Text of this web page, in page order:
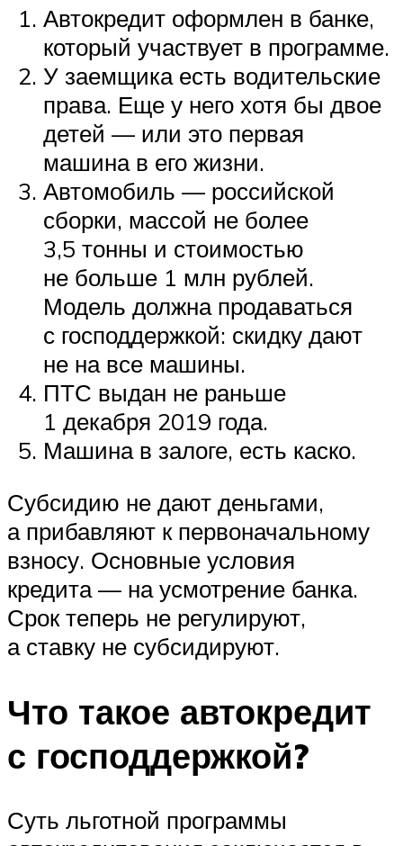
Автокредит оформлен в банке,
который участвует в программе.
У заемщика есть водительские
права. Еще у него хотя бы двое
детей — или это первая
машина в его жизни.
Автомобиль — российской
сборки, массой не более
3,5 тонны и стоимостью
не больше 1 млн рублей.
Модель должна продаваться
с господдержкой: скидку дают
не на все машины.
ПТС выдан не раньше
1 декабря 2019 года.
Машина в залоге, есть каско.
Субсидию не дают деньгами,
а прибавляют к первоначальному
взносу. Основные условия
кредита — на усмотрение банка.
Срок теперь не регулируют,
а ставку не субсидируют.
Что такое автокредит
с господдержкой?
Суть льготной программы